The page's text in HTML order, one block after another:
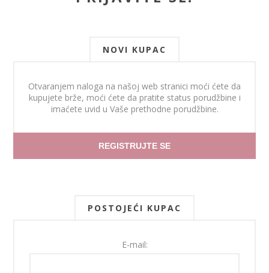
NOVI KUPAC
Otvaranjem naloga na našoj web stranici moći ćete da
kupujete brže, moći ćete da pratite status porudžbine i
imaćete uvid u Vaše prethodne porudžbine.
REGISTRUJTE SE
POSTOJEĆI KUPAC
E-mail: